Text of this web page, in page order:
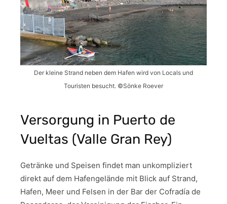
Der kleine Strand neben dem Hafen wird von Locals und
Touristen besucht. ©Sönke Roever
Versorgung in Puerto de
Vueltas (Valle Gran Rey)
Getränke und Speisen findet man unkompliziert
direkt auf dem Hafengelände mit Blick auf Strand,
Hafen, Meer und Felsen in der Bar der Cofradía de